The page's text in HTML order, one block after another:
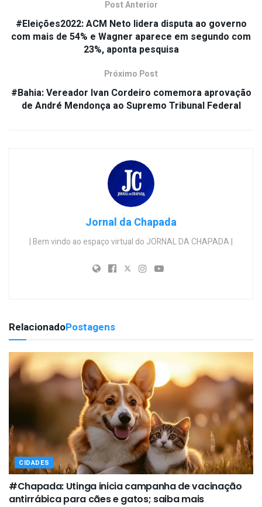
Post Anterior
#Eleições2022: ACM Neto lidera disputa ao governo
com mais de 54% e Wagner aparece em segundo com
23%, aponta pesquisa
Próximo Post
#Bahia: Vereador Ivan Cordeiro comemora aprovação
de André Mendonça ao Supremo Tribunal Federal
Jornal da Chapada
| Bem vindo ao espaço virtual do JORNAL DA CHAPADA |
RelacionadoPostagens
CIDADES
#Chapada: Utinga inicia campanha de vacinação
antirrábica para cães e gatos; saiba mais